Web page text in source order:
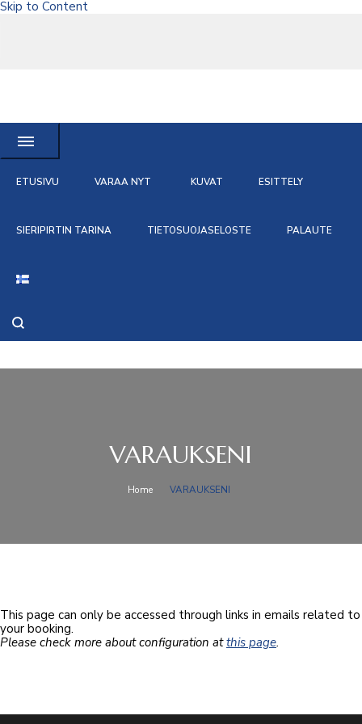
Skip to Content
Sieripirtti
ETUSIVU VARAA NYT KUVAT ESITTELY
SIERIPIRTIN TARINA TIETOSUOJASELOSTE PALAUTE
VARAUKSENI
Home VARAUKSENI
This page can only be accessed through links in emails related to
your booking.
Please check more about configuration atthis page.